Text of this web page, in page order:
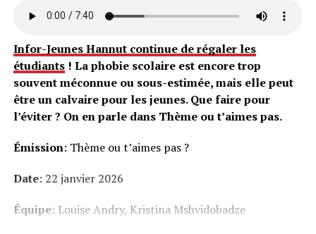
Infor-Jeunes Hannut continue de régaler les
étudiants! La phobie scolaire est encore trop
souvent méconnue ou sous-estimée, mais elle peut
être un calvaire pour les jeunes. Que faire pour
l’éviter ? On en parle dans Thème ou t’aimes pas.
Émission: Thème ou t’aimes pas ?
Date: 22 janvier 2026
Équipe: Louise Andry, Kristina Mshvidobadze